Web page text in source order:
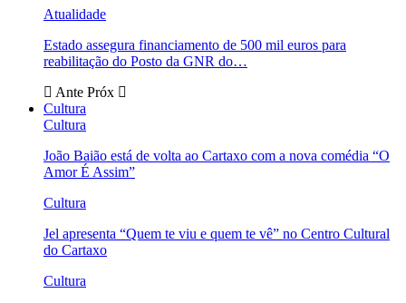
Atualidade
Estado assegura financiamento de 500 mil euros para
reabilitação do Posto da GNR do…
Ante Próx
Cultura
Cultura
João Baião está de volta ao Cartaxo com a nova comédia “O
Amor É Assim”
Cultura
Jel apresenta “Quem te viu e quem te vê” no Centro Cultural
do Cartaxo
Cultura